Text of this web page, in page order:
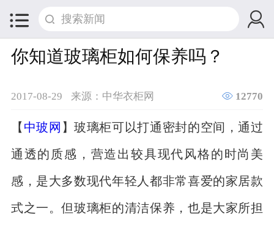
 
你知道玻璃柜如何保养吗？
2017-08-29 来源：中华衣柜网  12770
【 中玻网 】玻璃柜可以打通密封的空间，通过
通透的质感，营造出较具现代风格的时尚美
感，是大多数现代年轻人都非常喜爱的家居款
式之一。但玻璃柜的清洁保养，也是大家所担